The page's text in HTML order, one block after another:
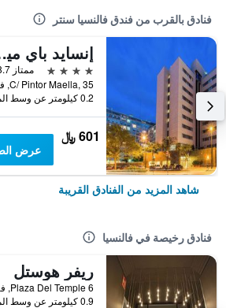
فنادق بالقرب من فندق فالنسيا سنتر
إنسايد
4 نجوم
ممتاز 8.7
0.2 كيلومتر عن وسط المدينة
601 ﷼
عرض
شاهد المزيد من الفنادق القريبة
فنادق رخيصة في فالنسيا
ريفر هوستل
0.9 كيلومتر عن وسط المدينة